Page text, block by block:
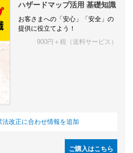
ハザードマップ活用 基礎知識
お客さまへの「安心」「安全」の
提供に役立てよう！
900円＋税（送料サービス）
法改正に合わせ情報を追加
ご購入はこちら